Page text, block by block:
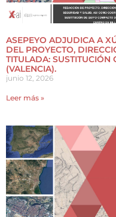
ASEPEYO ADJUDICA A
DEL PROYECTO,
TITULADA: SUSTITUCIÓN
(VALENCIA).
junio 12, 2026
Leer más »